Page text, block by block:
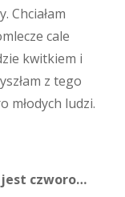
Chciałam
cale
kwitkiem i
z tego
młodych ludzi.
jest czworo…